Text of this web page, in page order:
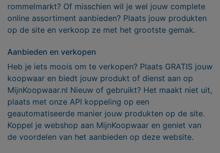
rommelmarkt? Of misschien wil je wel jouw complete
online assortiment aanbieden? Plaats jouw produkten
op de site en verkoop ze met het grootste gemak.
Aanbieden en verkopen
Heb je iets moois om te verkopen? Plaats GRATIS jouw
koopwaar en biedt jouw produkt of dienst aan op
MijnKoopwaar.nl Nieuw of gebruikt? Het maakt niet uit,
plaats met onze API koppeling op een
geautomatiseerde manier jouw produkten op de site.
Koppel je webshop aan MijnKoopwaar en geniet van
de voordelen van het aanbieden op deze website.